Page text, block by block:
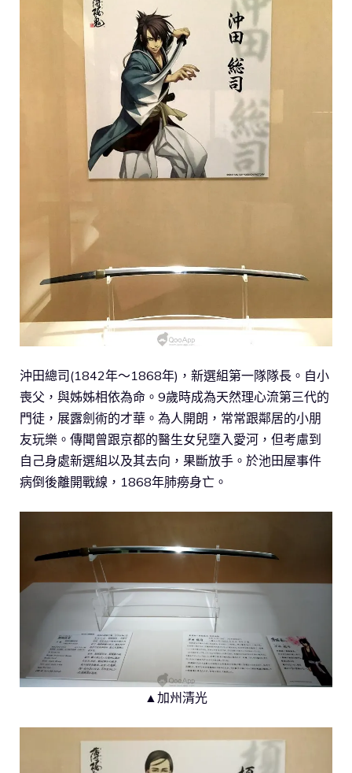
沖田總司(1842年～1868年)，新選組第一隊隊長。自小
喪父，與姊姊相依為命。9歲時成為天然理心流第三代的
門徒，展露劍術的才華。為人開朗，常常跟鄰居的小朋
友玩樂。傳聞曾跟京都的醫生女兒墮入愛河，但考慮到
自己身處新選組以及其去向，果斷放手。於池田屋事件
病倒後離開戰線，1868年肺癆身亡。
▲加州清光